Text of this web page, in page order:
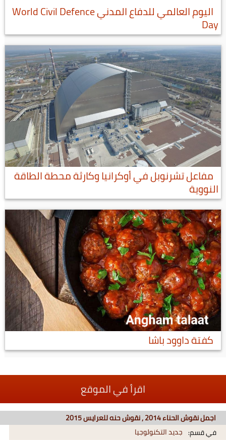
اليوم العالمي للدفاع المدني World Civil Defence
Day
مفاعل تشرنوبل في أوكرانيا وكارثة محطة الطاقة
النووية
كفتة داوود باشا
اقرأ في الموقع
اجمل نقوش الحناء 2014 , نقوش حنه للعرايس 2015
في قسم: جديد التكنولوجيا